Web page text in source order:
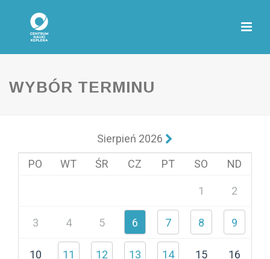
WYBÓR TERMINU
Sierpień 2026
PO
WT ŚR CZ PT SO ND
1 2
3 4 5 6 7 8 9
10 11 12 13 14 15 16